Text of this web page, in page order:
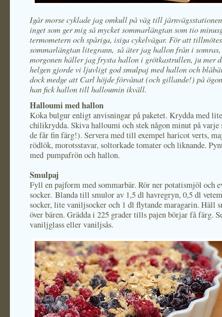
Igår morse cyklade jag omkull på väg till
inget som ger mig så mycket sommarlängtan som tio
termometern och spåriga, isiga cykelvägar. För att
sommarlängtan litegrann, så äter jag hallon från i
morgonen häller jag frysta hallon i grötkastrullen, ju mer
helgen gjorde vi ljuvligt god smulpaj med hallon och
dock medge att Carl höjde förvånat (och gillande!) på
han fick hallon till halloumin ikväll.
Halloumi med hallon
Koka bulgur enligt anvisningar på paketet. Krydda med lite
chilikrydda. Skiva halloumi och stek någon minut på varje
de får fin färg!). Servera med till exempel haricot verts,
rödlök, morotsstavar, soltorkade tomater och liknande.
med pumpafrön och hallon.
Smulpaj
Fyll en pajform med sommarbär. Rör ner potatismjöl och
socker. Blanda till smulor av 1,5 dl havregryn, 0,5 dl
socker, lite vaniljsocker och 1 dl flytande maragarin. Häll
över bären. Grädda i 225 grader tills pajen börjar få färg.
vaniljglass eller vaniljsås.